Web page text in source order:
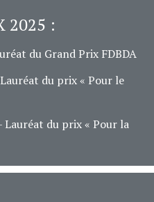
2025 :
du Grand Prix FDBDA
du prix « Pour le
Lauréat du prix « Pour la